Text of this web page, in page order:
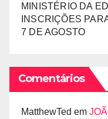
MINISTÉRIO DA
INSCRIÇÕES
7 DE AGOSTO
Comentários
MatthewTed em